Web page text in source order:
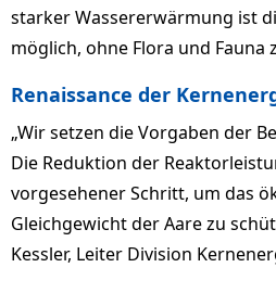
starker Wassererwärmung ist
möglich, ohne Flora und Fauna
Renaissance der
„Wir setzen die Vorgaben der
Die Reduktion der
vorgesehener Schritt, um das
Gleichgewicht der Aare zu
Kessler, Leiter Division